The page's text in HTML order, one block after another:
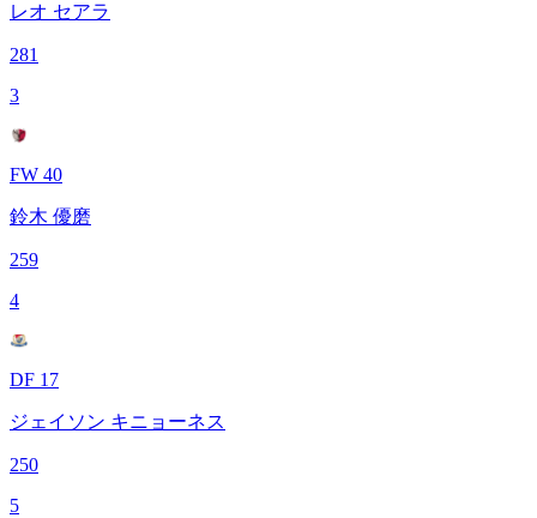
レオ セアラ
281
3
FW 40
鈴木 優磨
259
4
DF 17
ジェイソン キニョーネス
250
5